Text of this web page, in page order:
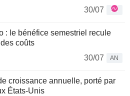
30/07
: le bénéfice semestriel recule
coûts
30/07
AN
croissance annuelle, porté par
États-Unis